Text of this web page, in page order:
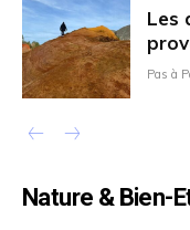
Les
Pas à
Nature & Bien-